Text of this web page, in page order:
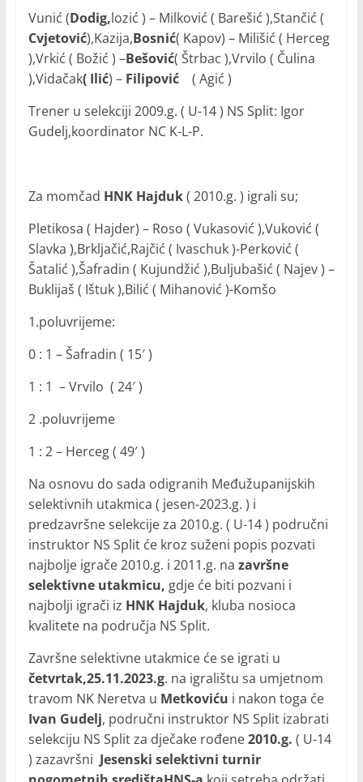
Vunić (Dodig,lozić ) – Milković ( Barešić ),Stančić (
Cvjetović),Kazija,Bosnić( Kapov) – Milišić ( Herceg
),Vrkić ( Božić ) –Bešović( Štrbac ),Vrvilo ( Čulina
),Vidačak( Ilić) – Filipović
( Agić )
Trener u selekciji 2009.g. ( U-14 ) NS Split: Igor
Gudelj,koordinator NC K-L-P.
Za momčad HNK Hajduk( 2010.g. ) igrali su;
Pletikosa ( Hajder) – Roso ( Vukasović ),Vuković (
Slavka ),Brkljačić,Rajčić ( Ivaschuk )-Perković (
Šatalić ),Šafradin ( Kujundžić ),Buljubašić ( Najev ) –
Buklijaš ( Ištuk ),Bilić ( Mihanović )-Komšo
1.poluvrijeme:
0 : 1 – Šafradin ( 15′ )
1 : 1 – Vrvilo ( 24′ )
2 .poluvrijeme
1 : 2 – Herceg ( 49′ )
Na osnovu do sada odigranih Međužupanijskih
selektivnih utakmica ( jesen-2023.g. ) i
predzavršne selekcije za 2010.g. ( U-14 ) područni
instruktor NS Split će kroz suženi popis pozvati
najbolje igrače 2010.g. i 2011.g. na završne
selektivne utakmicu, gdje će biti pozvani i
najbolji igrači iz HNK Hajduk, kluba nosioca
kvalitete na područja NS Split.
Završne selektivne utakmice će se igrati u
četvrtak,25.11.2023.g. na igralištu sa umjetnom
travom NK Neretva u Metkoviću i nakon toga će
Ivan Gudelj, područni instruktor NS Split izabrati
selekciju NS Split za dječake rođene2010.g. ( U-14
) zazavršni Jesenski selektivni turnir